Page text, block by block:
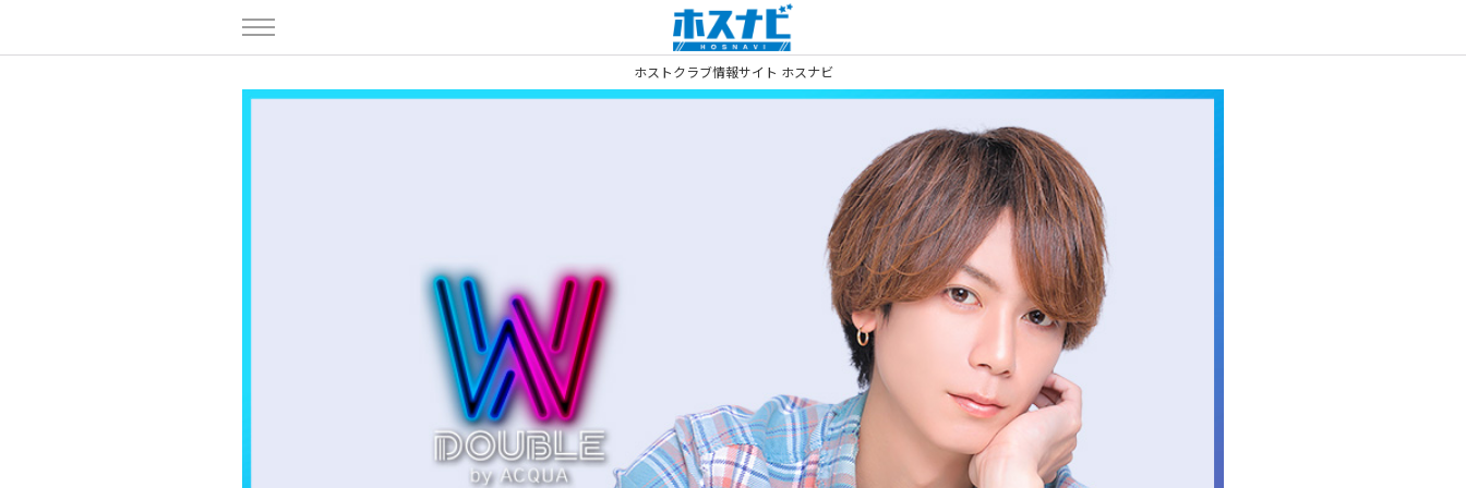
ホストクラブ情報サイト ホスナビ